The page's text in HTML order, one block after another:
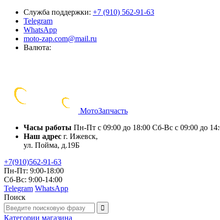
Служба поддержки: +7 (910) 562-91-63
Telegram
WhatsApp
moto-zap.com@mail.ru
Валюта:
МотоЗапчасть
Часы работы Пн-Пт с 09:00 до 18:00 Сб-Вс с 09:00 до
Наш адрес г. Ижевск,
ул. Пойма, д.19Б
+7(910)562-91-63
Пн-Пт: 9:00-18:00
Сб-Вс: 9:00-14:00
Telegram WhatsApp
Поиск
Категории магазина